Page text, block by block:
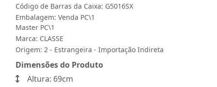
Código de Barras da Caixa: G5016SX
Embalagem: Venda PC\1
Master PC\1
Marca: CLASSE
Origem: 2 - Estrangeira - Importação Indireta
Dimensões do Produto
Altura: 69cm